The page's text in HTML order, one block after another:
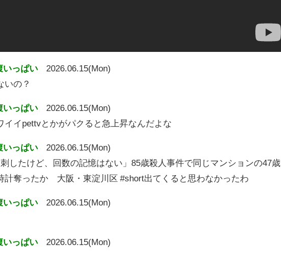
いっぱい
2026.06.15(Mon)
の？
いっぱい
2026.06.15(Mon)
イイpettvとかがパクると急上昇なんだよな
いっぱい
2026.06.15(Mon)
したけど、回数の記憶はない」85歳殺人事件で同じマンションの47歳
奪ったか 大阪・東淀川区 #short出てくると思わなかったわ
いっぱい
2026.06.15(Mon)
いっぱい
2026.06.15(Mon)